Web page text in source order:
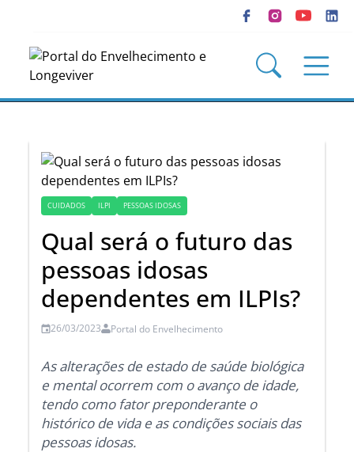
CUIDADOS ILPI PESSOAS IDOSAS
Qual será o futuro das
pessoas idosas
dependentes em ILPIs?
26/03/2023 Portal do Envelhecimento
As alterações de estado de saúde biológica
e mental ocorrem com o avanço de idade,
tendo como fator preponderante o
histórico de vida e as condições sociais das
pessoas idosas.